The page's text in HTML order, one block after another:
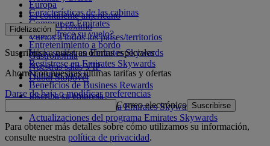
Europa
El continente americano
Oriente Próximo
Vuelos a todos los países/territorios
Características de las cabinas
Comprar en Emirates
¿Qué ofrece su vuelo?
Entretenimiento a bordo
Gastronomía
Nuestras salas VIP
Dubai Stopover
Fidelización
Inicie sesión en Emirates Skywards
Regístrese en Emirates Skywards
Nuestros socios
Beneficios de Business Rewards
Inscriba su empresa
Normativa del programa Emirates Skywards
Actualizaciones del programa Emirates Skywards
Suscribirse a nuestras ofertas especiales
Ahorre con nuestras últimas tarifas y ofertas
Darse de baja o modificar preferencias
Correo electrónico Suscribirse
Para obtener más detalles sobre cómo utilizamos su información,
consulte nuestra política de privacidad.